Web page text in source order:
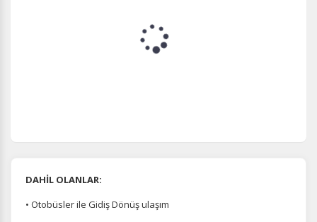
DAHİL OLANLAR:
• Otobüsler ile Gidiş Dönüş ulaşım